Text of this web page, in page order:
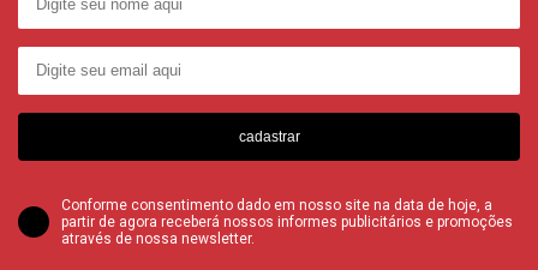
cadastrar
Conforme consentimento dado em nosso site na data de hoje, a
partir de agora receberá nossos informes publicitários e promoções
através de nossa newsletter.